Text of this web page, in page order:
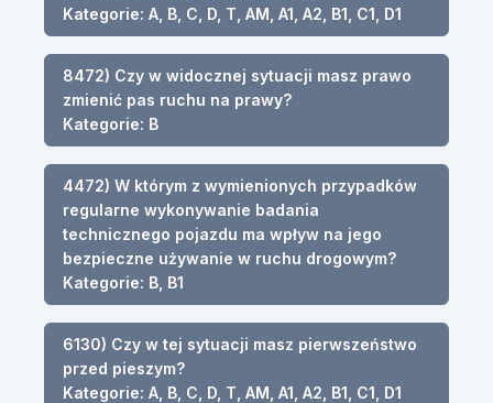
Kategorie: A, B, C, D, T, AM, A1, A2, B1, C1, D1
8472) Czy w widocznej sytuacji masz prawo
zmienić pas ruchu na prawy?
Kategorie: B
4472) W którym z wymienionych przypadków
regularne wykonywanie badania
technicznego pojazdu ma wpływ na jego
bezpieczne używanie w ruchu drogowym?
Kategorie: B, B1
6130) Czy w tej sytuacji masz pierwszeństwo
przed pieszym?
Kategorie: A, B, C, D, T, AM, A1, A2, B1, C1, D1